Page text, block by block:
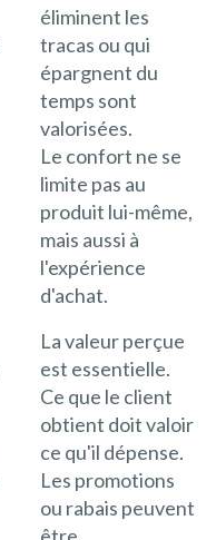
éliminent les
tracas ou qui
épargnent du
temps sont
valorisées.
Le confort ne se
limite pas au
produit lui-même,
mais aussi à
l'expérience
d'achat.
La valeur perçue
est essentielle.
Ce que le client
obtient doit valoir
ce qu'il dépense.
Les promotions
ou rabais peuvent